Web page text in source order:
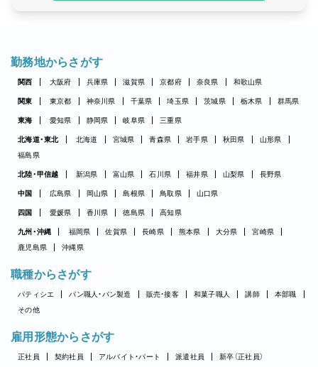
勤務地からさがす
関西 大阪府 兵庫県 滋賀県 京都府 奈良県 和歌山県
関東 東京都 神奈川県 千葉県 埼玉県 茨城県 栃木県 群馬県
東海 愛知県 静岡県 岐阜県 三重県
北海道・東北 北海道 宮城県 青森県 岩手県 秋田県
山形県
福島県
北陸・甲信越 新潟県 富山県 石川県 福井県 山梨県 長野県
中国 広島県 岡山県 島根県 鳥取県 山口県
四国 愛媛県 香川県 徳島県 高知県
九州・沖縄 福岡県 佐賀県 長崎県 熊本県 大分県
宮崎県
鹿児島県
沖縄県
職種からさがす
パティシエ パン職人・パン製造 販売・接客 和菓子職人 講師
本部職
その他
雇用形態からさがす
正社員 契約社員 アルバイト・パート 派遣社員 新卒（正社員）